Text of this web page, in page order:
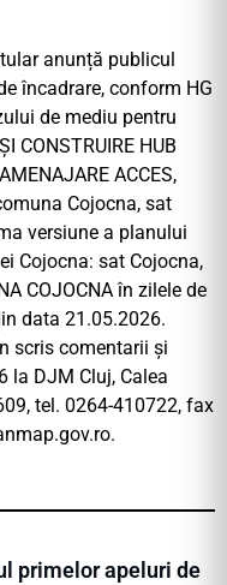
anunță publicul
încadrare, conform HG
de mediu pentru
CONSTRUIRE HUB
ACCES,
Cojocna, sat
versiune a planului
Cojocna: sat Cojocna,
COJOCNA în zilele de
data 21.05.2026.
scris comentarii și
la DJM Cluj, Calea
tel. 0264-410722, fax
.
primelor apeluri de